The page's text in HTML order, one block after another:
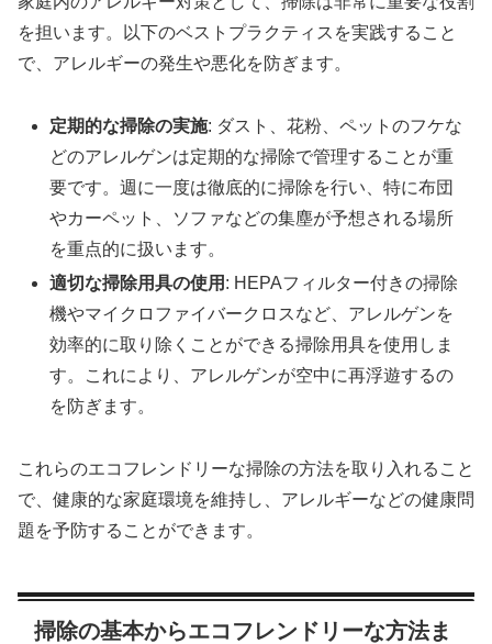
を担います。以下のベストプラクティスを実践すること
で、アレルギーの発生や悪化を防ぎます。
定期的な掃除の実施: ダスト、花粉、ペットのフケな
どのアレルゲンは定期的な掃除で管理することが重
要です。週に一度は徹底的に掃除を行い、特に布団
やカーペット、ソファなどの集塵が予想される場所
を重点的に扱います。
適切な掃除用具の使用 : HEPAフィルター付きの掃除
機やマイクロファイバークロスなど、アレルゲンを
効率的に取り除くことができる掃除用具を使用しま
す。これにより、アレルゲンが空中に再浮遊するの
を防ぎます。
これらのエコフレンドリーな掃除の方法を取り入れること
で、健康的な家庭環境を維持し、アレルギーなどの健康問
題を予防することができます。
掃除の基本からエコフレンドリーな方法ま